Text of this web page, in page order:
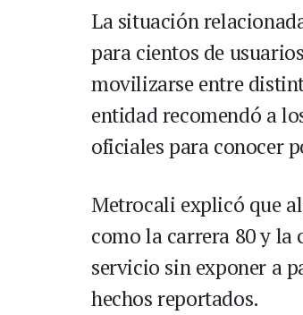
La situación
para cientos de
movilizarse entre
entidad recomendó a
oficiales para conocer
Metrocali explicó que
como la carrera 80 y la
servicio sin exponer a
hechos reportados.